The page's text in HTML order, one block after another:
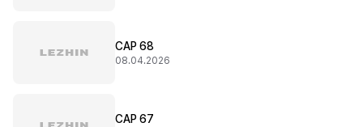
CAP 68
08.04.2026
CAP 67